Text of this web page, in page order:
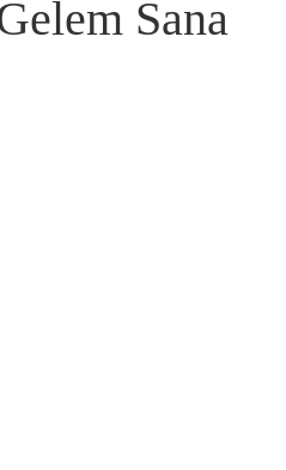
Sana